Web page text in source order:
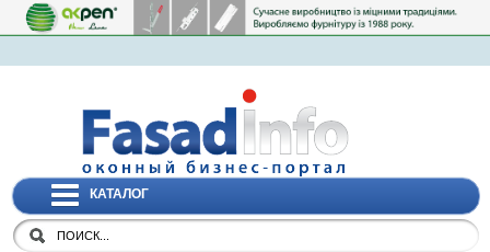
КАТАЛОГ